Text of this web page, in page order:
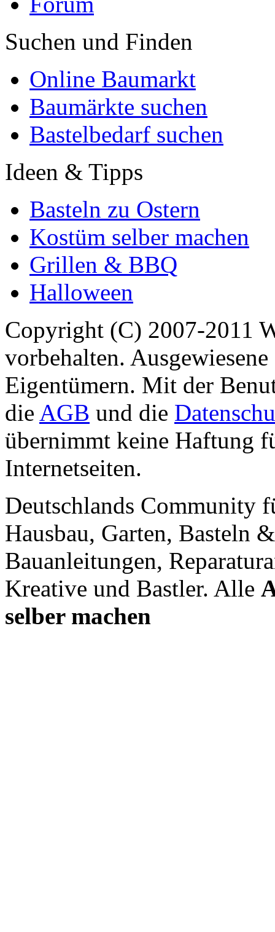
Suchen und Finden
Online Baumarkt
Baumärkte suchen
Bastelbedarf suchen
Ideen & Tipps
Basteln zu Ostern
Kostüm selber machen
Grillen & BBQ
Halloween
Copyright (C) 2007-2011
vorbehalten.
Eigentümern. Mit der
die AGB und die
übernimmt keine Haftung
Internetseiten.
Deutschlands Community
Hausbau, Garten, Basteln
Bauanleitungen,
Kreative und Bastler. Alle
selber machen